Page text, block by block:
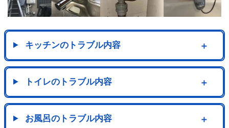
キッチンのトラブル内容 ＋
トイレのトラブル内容 ＋
お風呂のトラブル内容 ＋